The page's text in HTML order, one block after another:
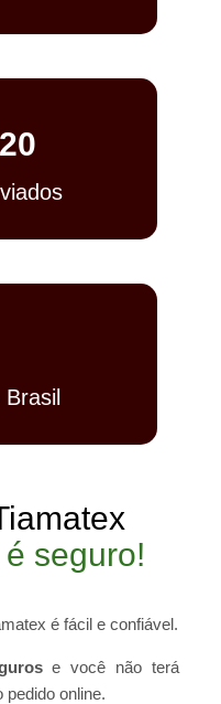
seguro!
é fácil e confiável.
e você não terá
pedido online.